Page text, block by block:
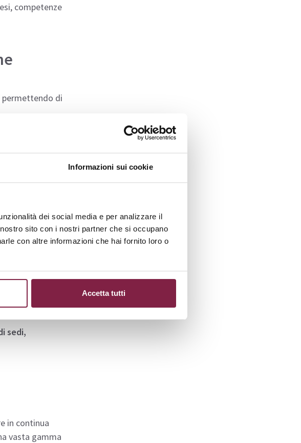
Informazioni sui cookie
dei social media e per analizzare il
sito con i nostri partner che si occupano
con altre informazioni che hai fornito loro o
Accetta tutti
competenze
permettendo di
Piano di Studi
online e
esigenze
sedi,
in continua
vasta gamma